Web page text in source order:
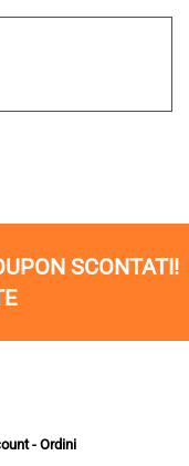
SCONTATI!
- Ordini